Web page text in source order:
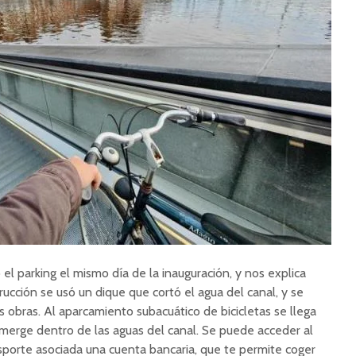
parking el mismo día de la inauguración, y nos explica
se usó un dique que cortó el agua del canal, y se
obras. Al aparcamiento subacuático de bicicletas se llega
dentro de las aguas del canal. Se puede acceder al
asociada una cuenta bancaria, que te permite coger